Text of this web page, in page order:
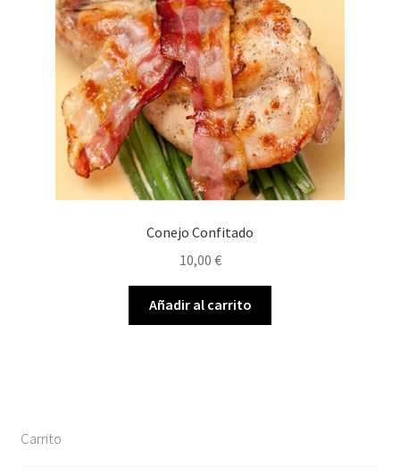
Conejo Confitado
10,00 €
Añadir al carrito
Carrito